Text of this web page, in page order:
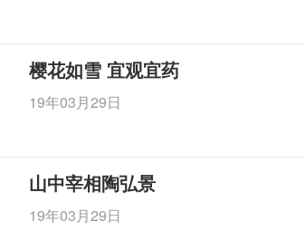
樱花如雪 宜观宜药
19年03月29日
山中宰相陶弘景
19年03月29日